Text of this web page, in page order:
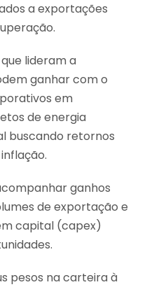
a exportações
lideram a
ganhar com o
em
de energia
buscando retornos
ganhos
de exportação e
capital (capex)
pesos na carteira à